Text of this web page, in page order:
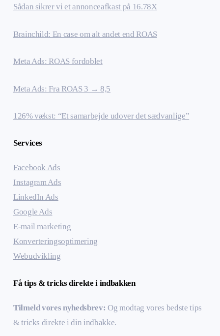
Sådan sikrer vi et annonceafkast på 16.78X
Brainchild: En case om alt andet end ROAS
Meta Ads: ROAS fordoblet
Meta Ads: Fra ROAS 3 → 8,5
126% vækst: “Et samarbejde udover det sædvanlige”
Services
Facebook Ads
Instagram Ads
LinkedIn Ads
Google Ads
E-mail marketing
Konverteringsoptimering
Webudvikling
Få tips & tricks direkte i indbakken
Tilmeld vores nyhedsbrev:Og modtag vores bedste tips
& tricks direkte i din indbakke.